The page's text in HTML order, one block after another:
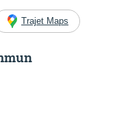
Trajet Maps